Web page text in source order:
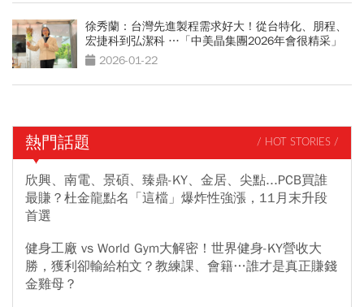
徐秀蘭：台灣先進製程需求好大！從台特化、朋程、
宏捷科到弘潔科 …「中美晶集團2026年會很精采」
2026-01-22
熱門話題 / HOT STORIES /
欣興、南電、景碩、臻鼎-KY、金居、尖點...PCB買誰
最賺？杜金龍點名「這檔」爆炸性強漲，11月末升段
首選
健身工廠 vs World Gym大解密！世界健身-KY營收大
勝，獲利卻輸給柏文？教練課、會籍…誰才是真正賺錢
金雞母？